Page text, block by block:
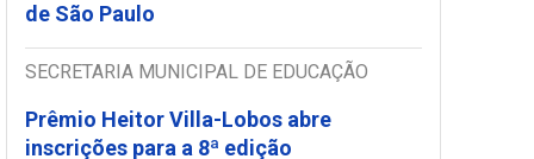
de São Paulo
SECRETARIA MUNICIPAL DE EDUCAÇÃO
Prêmio Heitor Villa-Lobos abre
inscrições para a 8ª edição